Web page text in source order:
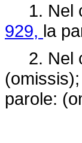
1. Nel
929, la
2. Nel
parole: